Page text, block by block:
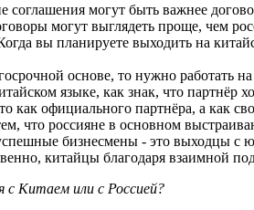
могут быть важнее
могут выглядеть проще, чем
вы планируете выходить на
основе, то нужно работать
языке, как знак, что партнёр
как официального партнёра, а как
что россияне в основном
бизнесмены - это выходцы с
китайцы благодаря взаимной
с Китаем или с Россией?